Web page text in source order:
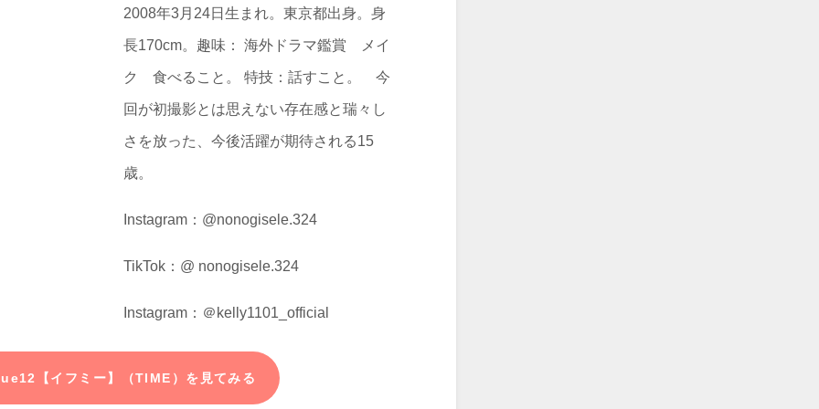
2008年3月24日生まれ。東京都出身。身
長170cm。趣味： 海外ドラマ鑑賞 メイ
ク 食べること。 特技：話すこと。 今
回が初撮影とは思えない存在感と瑞々し
さを放った、今後活躍が期待される15
歳。
Instagram：@nonogisele.324
TikTok：@ nonogisele.324
Instagram：＠kelly1101_official
【イフミー】（TIME）を見てみる